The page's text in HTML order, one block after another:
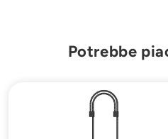
Potrebbe